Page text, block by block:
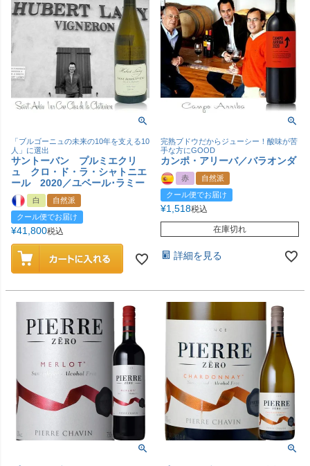
「ブルゴーニュの未来の10年を支える10
人」に選出
サントーバン プルミエクリ
ュ クロ・ド・ラ・シャトニエ
ール 2020／ユベール･ラミー
白
自然派
クール便でお届け
¥41,800税込
完熟ブドウだからジューシー！酸味が苦
手な方にGOOD
カンポ・アリーバ／バラオンダ
赤
自然派
クール便でお届け
¥1,518税込
在庫切れ
詳細を見る